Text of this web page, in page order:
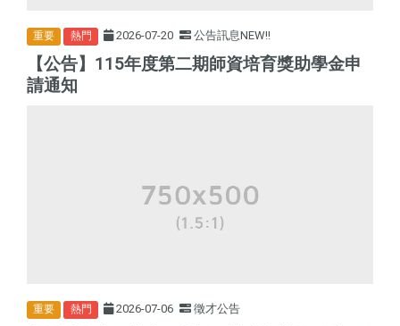
重要 熱門 2026-07-20 公告訊息NEW!!
【公告】115年度第二期師資培育獎助學金申
請通知
重要 熱門 2026-07-06 徵才公告